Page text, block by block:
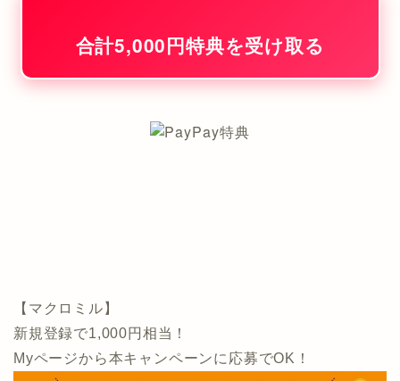
合計5,000円特典を受け取る
【マクロミル】
新規登録で1,000円相当！
Myページから本キャンペーンに応募でOK！